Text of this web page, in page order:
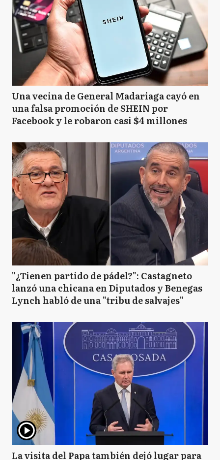
Una vecina de General Madariaga cayó en
una falsa promoción de SHEIN por
Facebook y le robaron casi $4 millones
"¿Tienen partido de pádel?": Castagneto
lanzó una chicana en Diputados y Benegas
Lynch habló de una "tribu de salvajes"
La visita del Papa también dejó lugar para